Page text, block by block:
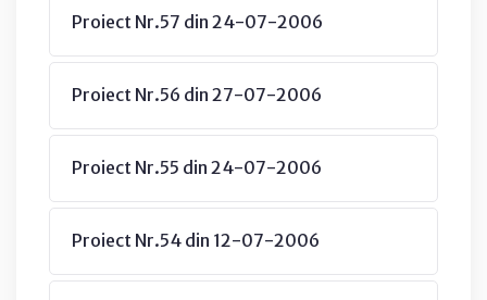
Proiect Nr.57 din 24-07-2006
Proiect Nr.56 din 27-07-2006
Proiect Nr.55 din 24-07-2006
Proiect Nr.54 din 12-07-2006